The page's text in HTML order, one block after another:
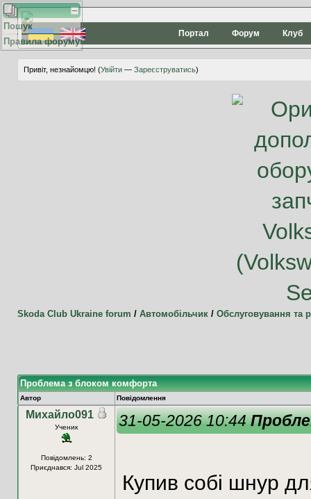
Портал Форум Клуб
Привіт, незнайомцю! (Увійти— Зареєструватись)
Skoda Club Ukraine forum / Автомобільчик/ Обслуговування та
Пошук
Правила форуму
Проблема з блоком комфорта
Автор Повідомлення
Михайло091
Ученик
Повідомлень: 2
Приєднався: Jul 2025
31-05-2026 10:44
Купив собі шнур